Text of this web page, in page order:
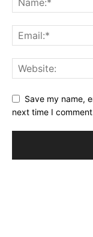
Save my name,
next time I